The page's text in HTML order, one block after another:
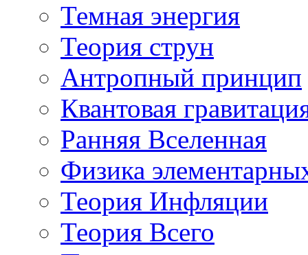
Темная энергия
Теория струн
Антропный принцип
Квантовая
Ранняя Вселенная
Физика
Теория Инфляции
Теория Всего